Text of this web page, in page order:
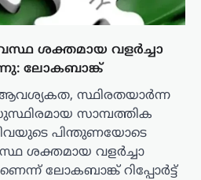
ശക്തമായ വളർച്ചാ
ലോകബാങ്ക്
സ്ഥിരതയാർന്ന
സാമ്പത്തിക
പിന്തുണയോടെ
ശക്തമായ വളർച്ചാ
ലോകബാങ്ക് റിപ്പോർട്ട്